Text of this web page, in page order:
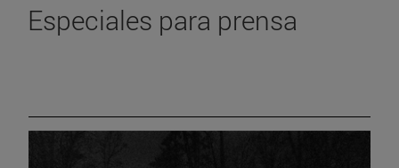
Especiales para prensa